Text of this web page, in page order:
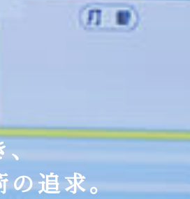
、
の追求。